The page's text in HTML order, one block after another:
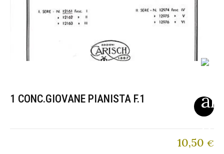
1 CONC.GIOVANE PIANISTA F.1
10,50 €